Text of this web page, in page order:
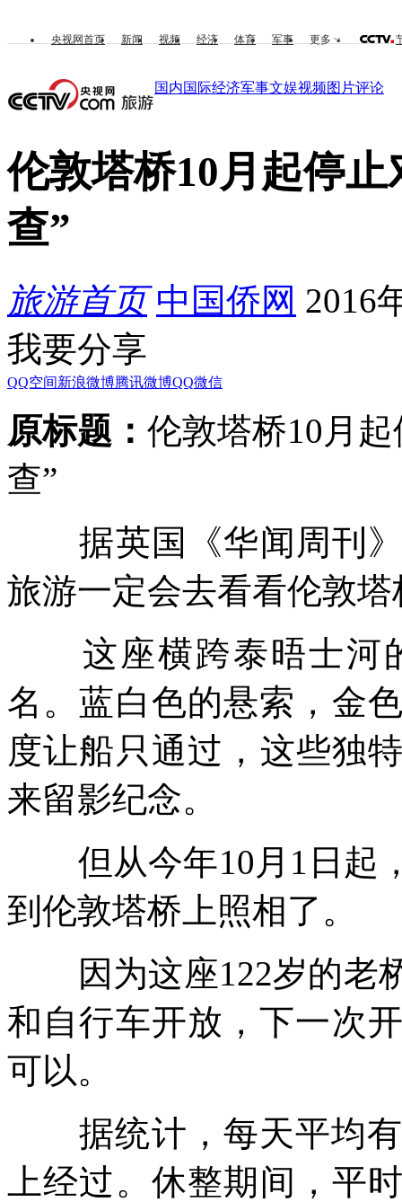
央视网首页 新闻 视频 经济 体育 军事 更多
国内国际经济军事文娱视频图片评论
伦敦塔桥10月起停
查”
旅游首页 中国侨网 2016
我要分享
QQ空间新浪微博腾讯微博QQ微信
原标题： 伦敦塔桥10月
查”
据英国《华闻周刊》
旅游一定会去看看伦敦塔
这座横跨泰晤士河
名。蓝白色的悬索，金
度让船只通过，这些独
来留影纪念。
但从今年10月1日起
到伦敦塔桥上照相了。
因为这座122岁的老
和自行车开放，下一次
可以。
据统计，每天平均有
上经过。休整期间，平